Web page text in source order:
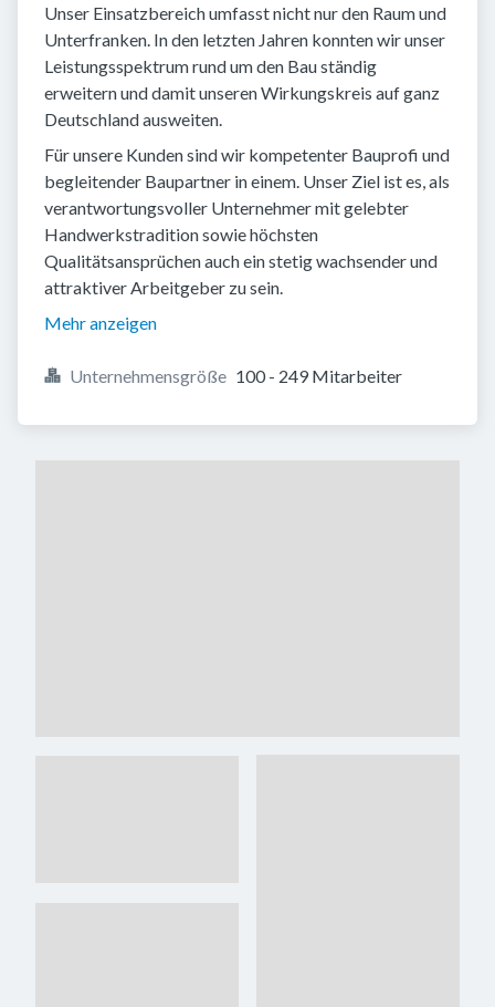
Unser Einsatzbereich umfasst nicht nur den Raum und
Unterfranken. In den letzten Jahren konnten wir unser
Leistungsspektrum rund um den Bau ständig
erweitern und damit unseren Wirkungskreis auf ganz
Deutschland ausweiten.
Für unsere Kunden sind wir kompetenter Bauprofi und
begleitender Baupartner in einem. Unser Ziel ist es, als
verantwortungsvoller Unternehmer mit gelebter
Handwerkstradition sowie höchsten
Qualitätsansprüchen auch ein stetig wachsender und
attraktiver Arbeitgeber zu sein.
Mehr anzeigen
Unternehmensgröße 100 - 249 Mitarbeiter